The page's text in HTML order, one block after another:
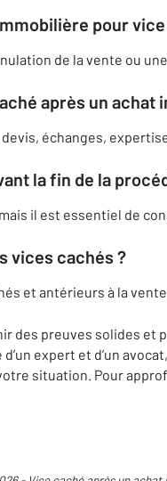
pour
de la vente ou
après un achat
échanges,
la fin de la
il est essentiel de
vices cachés ?
et antérieurs à la
des preuves solides et
expert et d’un
situation. Pour